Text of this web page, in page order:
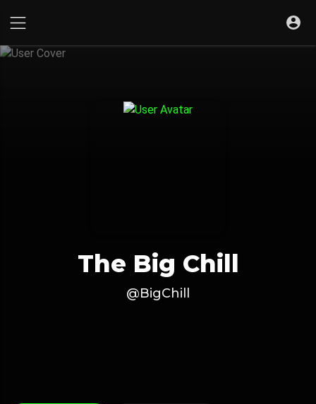
The Big Chill
@BigChill